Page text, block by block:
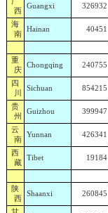
西
Guangxi 326932
海
南
Hainan 40451
重
庆
Chongqing 240755
四
川
Sichuan 854215
贵
州
Guizhou 399947
云
南
Yunnan 426341
西
藏
Tibet 19184
陕
西
Shaanxi 260845